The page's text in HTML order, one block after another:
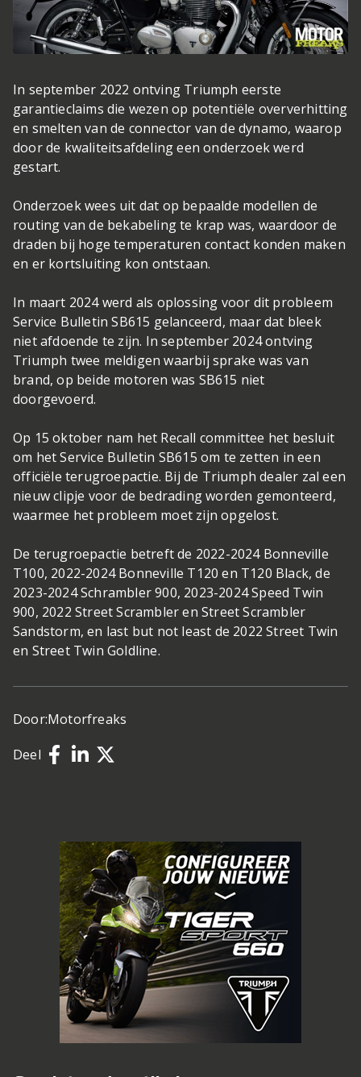
In september 2022 ontving Triumph eerste
garantieclaims die wezen op potentiële oververhitting
en smelten van de connector van de dynamo, waarop
door de kwaliteitsafdeling een onderzoek werd
gestart.
Onderzoek wees uit dat op bepaalde modellen de
routing van de bekabeling te krap was, waardoor de
draden bij hoge temperaturen contact konden maken
en er kortsluiting kon ontstaan.
In maart 2024 werd als oplossing voor dit probleem
Service Bulletin SB615 gelanceerd, maar dat bleek
niet afdoende te zijn. In september 2024 ontving
Triumph twee meldigen waarbij sprake was van
brand, op beide motoren was SB615 niet
doorgevoerd.
Op 15 oktober nam het Recall committee het besluit
om het Service Bulletin SB615 om te zetten in een
officiële terugroepactie. Bij de Triumph dealer zal een
nieuw clipje voor de bedrading worden gemonteerd,
waarmee het probleem moet zijn opgelost.
De terugroepactie betreft de 2022-2024 Bonneville
T100, 2022-2024 Bonneville T120 en T120 Black, de
2023-2024 Schrambler 900, 2023-2024 Speed Twin
900, 2022 Street Scrambler en Street Scrambler
Sandstorm, en last but not least de 2022 Street Twin
en Street Twin Goldline.
Door:Motorfreaks
Deel